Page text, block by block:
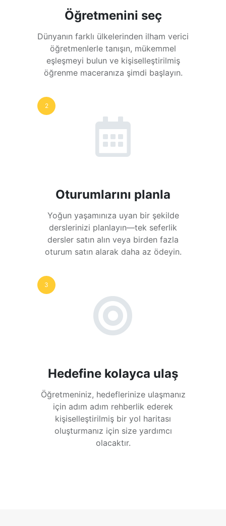
Öğretmenini seç
Dünyanın farklı ülkelerinden ilham verici
öğretmenlerle tanışın, mükemmel
eşleşmeyi bulun ve kişiselleştirilmiş
öğrenme maceranıza şimdi başlayın.
2
Oturumlarını planla
Yoğun yaşamınıza uyan bir şekilde
derslerinizi planlayın—tek seferlik
dersler satın alın veya birden fazla
oturum satın alarak daha az ödeyin.
3
Hedefine kolayca ulaş
Öğretmeniniz, hedeflerinize ulaşmanız
için adım adım rehberlik ederek
kişiselleştirilmiş bir yol haritası
oluşturmanız için size yardımcı
olacaktır.